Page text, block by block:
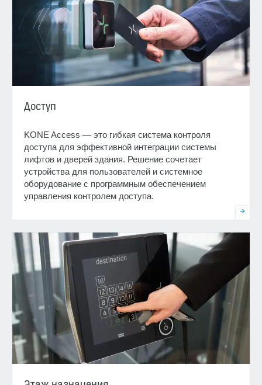
Доступ
KONE Access — это гибкая система контроля
доступа для эффективной интеграции системы
лифтов и дверей здания. Решение сочетает
устройства для пользователей и системное
оборудование с программным обеспечением
управления контролем доступа.